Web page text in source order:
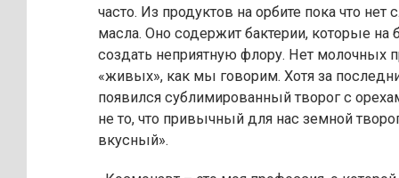
часто. Из продуктов на орбите пока что нет
масла. Оно содержит бактерии, которые на
создать неприятную флору. Нет молочных
«живых», как мы говорим. Хотя за
появился сублимированный творог с
не то, что привычный для нас земной
вкусный».